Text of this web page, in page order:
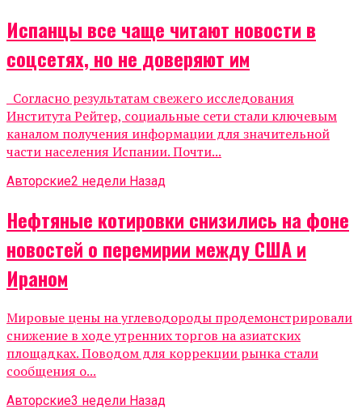
Испанцы все чаще читают новости в
соцсетях, но не доверяют им
Согласно результатам свежего исследования
Института Рейтер, социальные сети стали ключевым
каналом получения информации для значительной
части населения Испании. Почти...
Авторские2 недели Назад
Нефтяные котировки снизились на фоне
новостей о перемирии между США и
Ираном
Мировые цены на углеводороды продемонстрировали
снижение в ходе утренних торгов на азиатских
площадках. Поводом для коррекции рынка стали
сообщения о...
Авторские3 недели Назад